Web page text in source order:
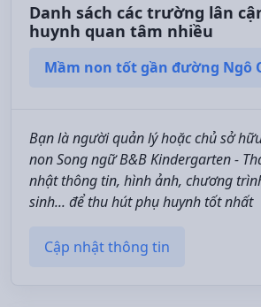
Danh sách các trường lân
huynh quan tâm nhiều
Mầm non tốt gần đường Ngô
Bạn là người quản lý hoặc chủ sở
non Song ngữ B&B Kindergarten -
nhật thông tin, hình ảnh, chương
sinh... để thu hút phụ huynh tốt nhất
Cập nhật thông tin